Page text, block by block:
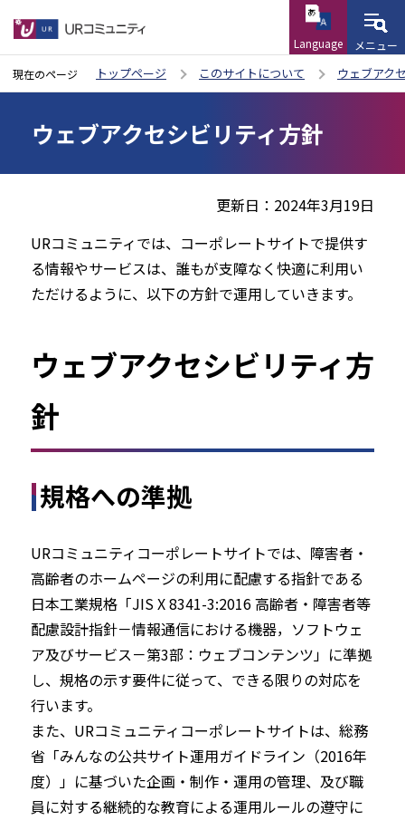
こ
の
ジ
Language
メニュー
現在のページ
トップページ このサイトについて ウェブアク
こ
ウェブアクセシビリティ方針
更新日：2024年3月19日
URコミュニティでは、コーポレートサイトで提供す
る情報やサービスは、誰もが支障なく快適に利用い
ただけるように、以下の方針で運用していきます。
ウェブアクセシビリティ方
針
規格への準拠
URコミュニティコーポレートサイトでは、障害者・
高齢者のホームページの利用に配慮する指針である
日本工業規格「JIS X 8341-3:2016 高齢者・障害者等
配慮設計指針－情報通信における機器，ソフトウェ
ア及びサービス－第3部：ウェブコンテンツ」に準拠
し、規格の示す要件に従って、できる限りの対応を
行います。
また、URコミュニティコーポレートサイトは、総務
省「みんなの公共サイト運用ガイドライン（2016年
度）」に基づいた企画・制作・運用の管理、及び職
員に対する継続的な教育による運用ルールの遵守に